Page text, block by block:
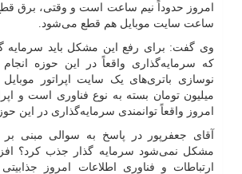
امروز حدوداً نیم ساعت است و وقتی، برق
ساعت سایت موبایل هم قطع می‌شود.
وی گفت: برای رفع این مشکل باید سرمایه
که سرمایه‌گذاری واقعاً در این حوزه
میلیون تومان بسته به نوع فناوری است و
امروز واقعاً توانمندی سرمایه‌گذاری در این
آقای جعفرپور در پاسخ به سوالی مبنی بر
مشکل نمی‌شود سرمایه گذار جذب کرد؟
ارتباطات و فناوری اطلاعات امروز